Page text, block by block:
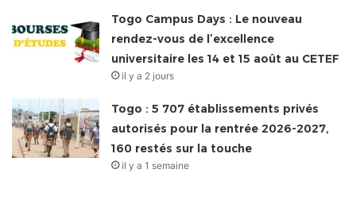
Togo Campus Days : Le nouveau
rendez-vous de l’excellence
universitaire les 14 et 15 août au CETEF
il y a 2 jours
Togo : 5 707 établissements privés
autorisés pour la rentrée 2026-2027,
160 restés sur la touche
il y a 1 semaine